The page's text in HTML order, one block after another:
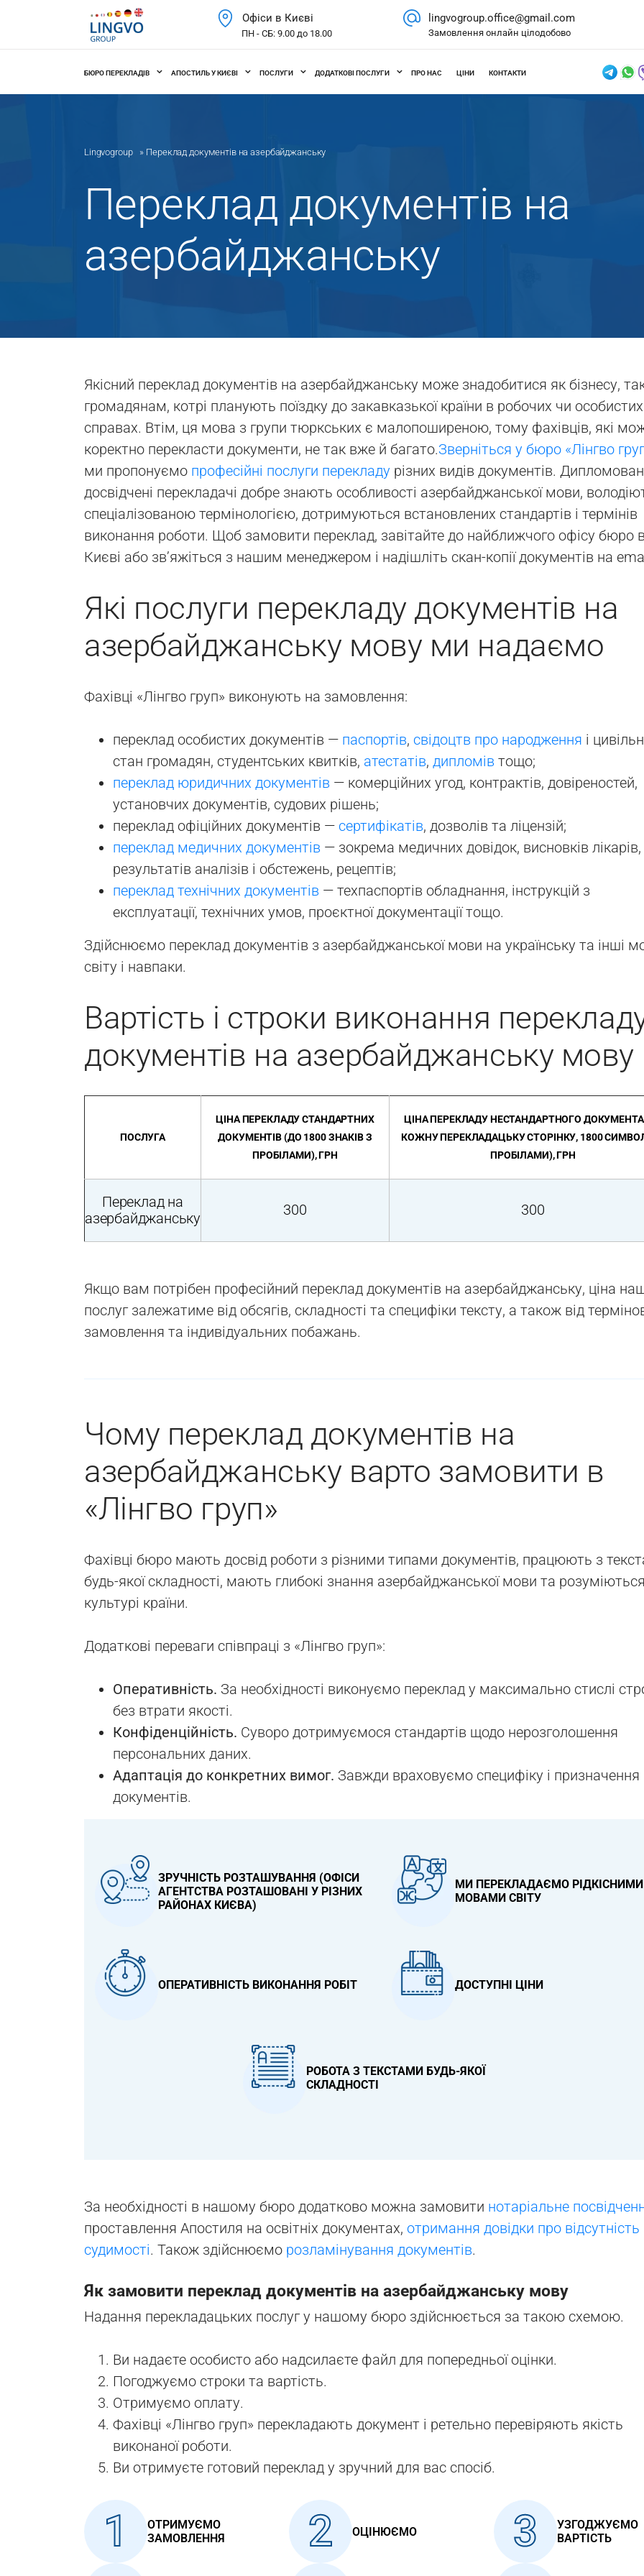
Офіси в Києві
ПН - СБ: 9.00 до 18.00
lingvogroup.office@gmail.com
Замовлення онлайн цілодобово
БЮРО ПЕРЕКЛАДІВ АПОСТИЛЬ У КИЄВІ ПОСЛУГИ ДОДАТКОВІ ПОСЛУГИ ПРО НАС ЦІНИ КОНТАКТИ
Lingvogroup » Переклад документів на азербайджанську
Переклад документів на
азербайджанську
Якісний переклад документів на азербайджанську може знадобитися як бізнесу,
громадянам, котрі планують поїздку до закавказької країни в робочих чи особистих
справах. Втім, ця мова з групи тюркських є малопоширеною, тому фахівців, які
коректно перекласти документи, не так вже й багато.Зверніться у бюро «Лінгво
ми пропонуємо професійні послуги перекладу різних видів документів.
досвідчені перекладачі добре знають особливості азербайджанської мови,
спеціалізованою термінологією, дотримуються встановлених стандартів і термінів
виконання роботи. Щоб замовити переклад, завітайте до найближчого офісу бюро
Києві або зв’яжіться з нашим менеджером і надішліть скан-копії документів на
Які послуги перекладу документів на
азербайджанську мову ми надаємо
Фахівці «Лінгво груп» виконують на замовлення:
переклад особистих документів — паспортів, свідоцтв про народження і
стан громадян, студентських квитків, атестатів, дипломів тощо;
переклад юридичних документів — комерційних угод, контрактів, довіреностей,
установчих документів, судових рішень;
переклад офіційних документів — сертифікатів, дозволів та ліцензій;
переклад медичних документів — зокрема медичних довідок, висновків лікарів,
результатів аналізів і обстежень, рецептів;
переклад технічних документів — техпаспортів обладнання, інструкцій з
експлуатації, технічних умов, проєктної документації тощо.
Здійснюємо переклад документів з азербайджанської мови на українську та інші
світу і навпаки.
Вартість і строки виконання
документів на азербайджанську мову
ПОСЛУГА
ЦІНА ПЕРЕКЛАДУ СТАНДАРТНИХ
ДОКУМЕНТІВ (ДО 1800 ЗНАКІВ З
ПРОБІЛАМИ), ГРН
ЦІНА ПЕРЕКЛАДУ НЕСТАНДАРТНОГО
КОЖНУ ПЕРЕКЛАДАЦЬКУ СТОРІНКУ, 1800
ПРОБІЛАМИ), ГРН
Переклад на
азербайджанську
300 300
Якщо вам потрібен професійний переклад документів на азербайджанську, ціна
послуг залежатиме від обсягів, складності та специфіки тексту, а також від
замовлення та індивідуальних побажань.
Чому переклад документів на
азербайджанську варто замовити в
«Лінгво груп»
Фахівці бюро мають досвід роботи з різними типами документів, працюють з
будь-якої складності, мають глибокі знання азербайджанської мови та
культурі країни.
Додаткові переваги співпраці з «Лінгво груп»:
Оперативність. За необхідності виконуємо переклад у максимально стислі
без втрати якості.
Конфіденційність. Суворо дотримуємося стандартів щодо нерозголошення
персональних даних.
Адаптація до конкретних вимог. Завжди враховуємо специфіку і призначення
документів.
ЗРУЧНІСТЬ РОЗТАШУВАННЯ (ОФІСИ
АГЕНТСТВА РОЗТАШОВАНІ У РІЗНИХ
РАЙОНАХ КИЄВА)
МИ ПЕРЕКЛАДАЄМО РІДКІСНИМИ
МОВАМИ СВІТУ
ОПЕРАТИВНІСТЬ ВИКОНАННЯ РОБІТ ДОСТУПНІ ЦІНИ
РОБОТА З ТЕКСТАМИ БУДЬ-ЯКОЇ
СКЛАДНОСТІ
За необхідності в нашому бюро додатково можна замовити нотаріальне
проставлення Апостиля на освітніх документах, отримання довідки про відсутність
судимості. Також здійснюємо розламінування документів.
Як замовити переклад документів на азербайджанську мову
Надання перекладацьких послуг у нашому бюро здійснюється за такою схемою.
Ви надаєте особисто або надсилаєте файл для попередньої оцінки.
Погоджуємо строки та вартість.
Отримуємо оплату.
Фахівці «Лінгво груп» перекладають документ і ретельно перевіряють якість
виконаної роботи.
Ви отримуєте готовий переклад у зручний для вас спосіб.
1
ОТРИМУЄМО
ЗАМОВЛЕННЯ
2 ОЦІНЮЄМО 3
УЗГОДЖУЄМО
ВАРТІСТЬ